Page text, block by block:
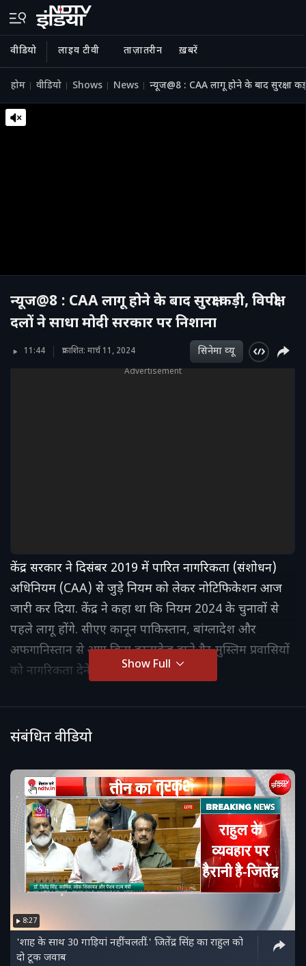
वीडियो लाइव टीवी ताज़ातरीन ख़बरें
होम वीडियो Shows News न्यूज@8 : CAA लागू होने के बाद सुरक्षा
न्यूज@8 : CAA लागू होने के बाद सुरक्षा कड़ी, विपक्षी
दलों ने साधा मोदी सरकार पर निशाना
11:44 प्रकाशित: मार्च 11, 2024 सिनेमा व्‍यू
Advertisement
केंद्र सरकार ने दिसंबर 2019 में पारित नागरिकता (संशोधन)
अधिनियम (CAA) से जुड़े नियम को लेकर नोटिफिकेशन आज
जारी कर दिया. केंद्र ने कहा था कि नियम 2024 के चुनावों से
पहले लागू होंगे. सीएए कानून पाकिस्तान, बांग्लादेश और
अफगानिस्तान से आए बिना दस्तावेज वाले गैर-मुस्लिम प्रवासियों
को नागरिकता देने के लिए है.Show Full
संबंधित वीडियो
8:27
'शाह के साथ 30 गाड़ियां नहीं चलतीं..' जितेंद्र सिंह का राहुल को
दो टूक जवाब